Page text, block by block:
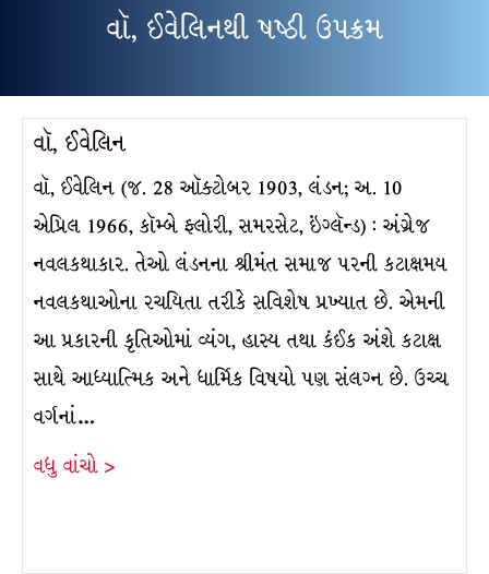
વૉ, ઈવેલિનથી ષષ્ઠી ઉપક્રમ
વૉ, ઈવેલિન
વૉ, ઈવેલિન (જ. 28 ઑક્ટોબર 1903, લંડન; અ. 10
એપ્રિલ 1966, કૉમ્બે ફ્લોરી, સમરસેટ, ઇંગ્લૅન્ડ) : અંગ્રેજ
નવલકથાકાર. તેઓ લંડનના શ્રીમંત સમાજ પરની કટાક્ષમય
નવલકથાઓના રચયિતા તરીકે સવિશેષ પ્રખ્યાત છે. એમની
આ પ્રકારની કૃતિઓમાં વ્યંગ, હાસ્ય તથા કંઈક અંશે કટાક્ષ
સાથે આધ્યાત્મિક અને ધાર્મિક વિષયો પણ સંલગ્ન છે. ઉચ્ચ
વર્ગનાં…
વધુ વાંચો >